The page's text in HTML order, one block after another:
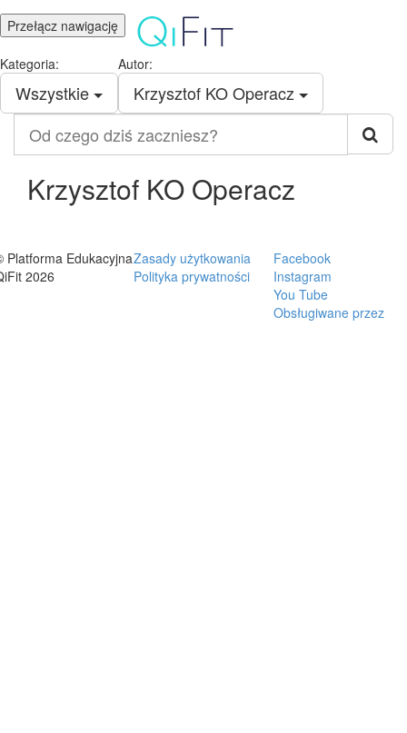
Przełącz nawigację
Kategoria:
Wszystkie
Autor:
Krzysztof KO Operacz
czego
dziś
zaczniesz?
Krzysztof KO Operacz
Platforma Edukacyjna
2026
Zasady użytkowania
Polityka prywatności
Facebook
Instagram
You Tube
Obsługiwane przez